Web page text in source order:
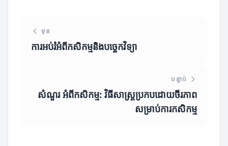
មុន
ការអប់រំអំពីកសិកម្មនិងបច្ចេកវិទ្យា
បន្ទាប់
សំណួរ អំពីកសិកម្ម: វិធីសាស្ត្រប្រកបដោយចីរភាព
សម្រាប់ការកសិកម្ម